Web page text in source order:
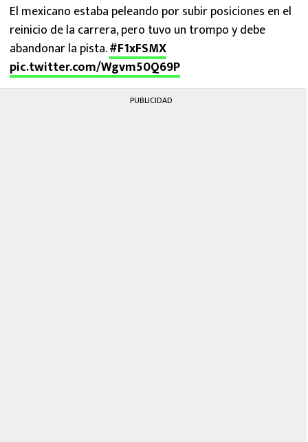
El mexicano estaba peleando por subir posiciones en el
reinicio de la carrera, pero tuvo un trompo y debe
abandonar la pista.#F1xFSMX
pic.twitter.com/Wgvm50Q69P
PUBLICIDAD